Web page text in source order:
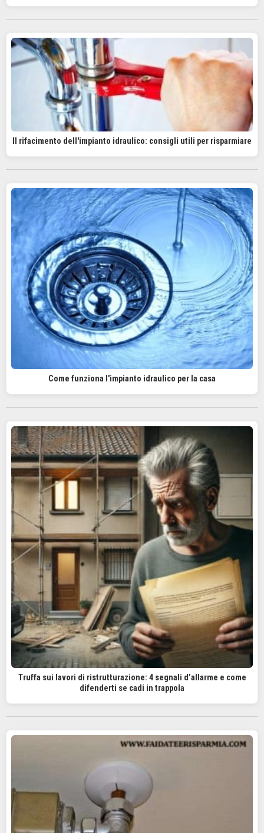
Il rifacimento dell'impianto idraulico: consigli utili per risparmiare
Come funziona l'impianto idraulico per la casa
Truffa sui lavori di ristrutturazione: 4 segnali d’allarme e come
difenderti se cadi in trappola